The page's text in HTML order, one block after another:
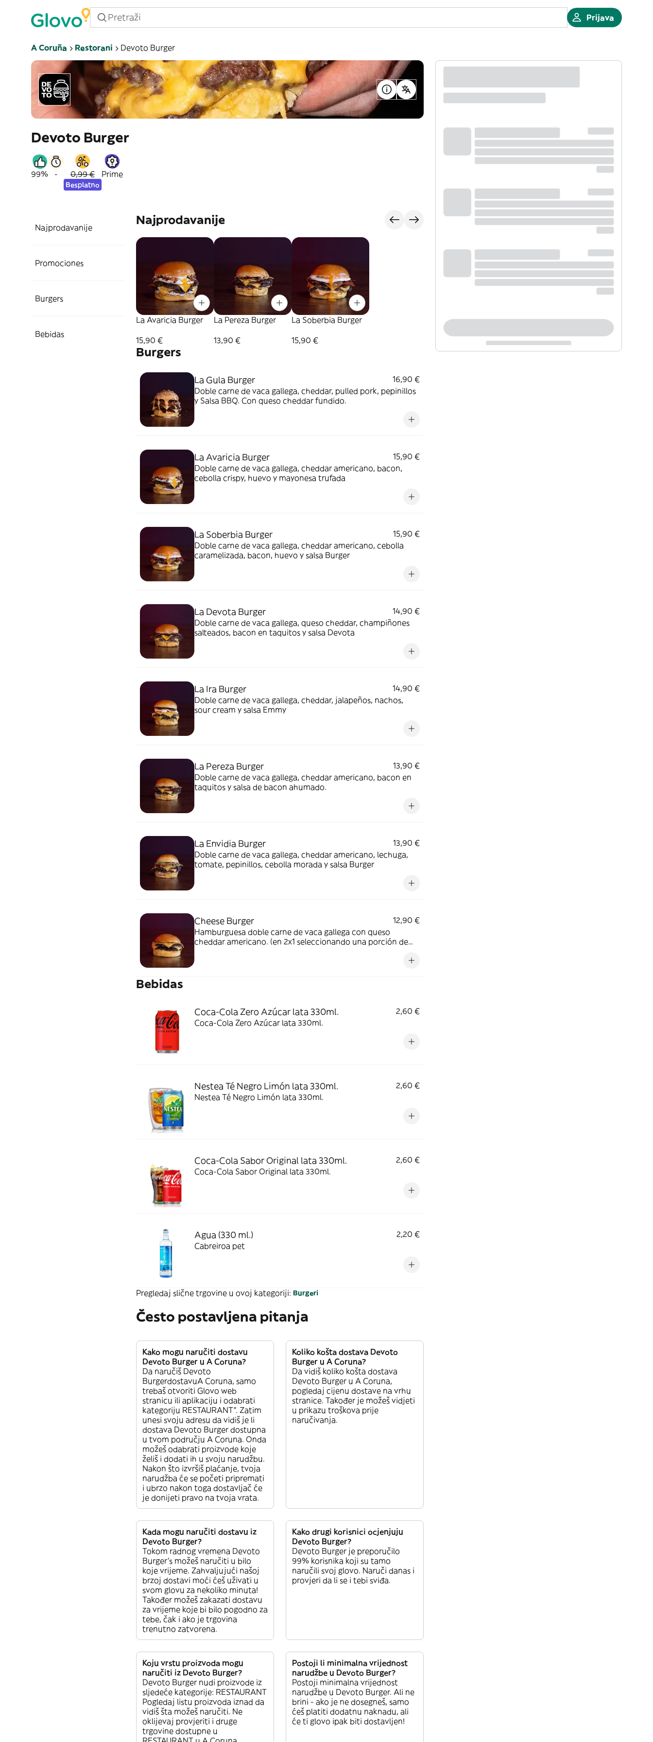
Prijava
A Coruña Restorani Devoto Burger
Devoto Burger
99% - 0,99 €
Besplatno
Prime
Najprodavanije
Promociones
Burgers
Bebidas
Najprodavanije
La Avaricia Burger
15,90 €
La Pereza Burger
13,90 €
La Soberbia Burger
15,90 €
Burgers
La Gula Burger
16,90 €
Doble carne de vaca gallega, cheddar, pulled pork, pepinillos
y Salsa BBQ. Con queso cheddar fundido.
La Avaricia Burger
15,90 €
Doble carne de vaca gallega, cheddar americano, bacon,
cebolla crispy, huevo y mayonesa trufada
La Soberbia Burger
15,90 €
Doble carne de vaca gallega, cheddar americano, cebolla
caramelizada, bacon, huevo y salsa Burger
La Devota Burger
14,90 €
Doble carne de vaca gallega, queso cheddar, champiñones
salteados, bacon en taquitos y salsa Devota
La Ira Burger
14,90 €
Doble carne de vaca gallega, cheddar, jalapeños, nachos,
sour cream y salsa Emmy
La Pereza Burger
13,90 €
Doble carne de vaca gallega, cheddar americano, bacon en
taquitos y salsa de bacon ahumado.
La Envidia Burger
13,90 €
Doble carne de vaca gallega, cheddar americano, lechuga,
tomate, pepinillos, cebolla morada y salsa Burger
Cheese Burger
12,90 €
Hamburguesa doble carne de vaca gallega con queso
cheddar americano. (en 2x1 seleccionando una porción de
Bebidas
Coca-Cola Zero Azúcar lata 330ml.
2,60 €
Coca-Cola Zero Azúcar lata 330ml.
Nestea Té Negro Limón lata 330ml.
2,60 €
Nestea Té Negro Limón lata 330ml.
Coca-Cola Sabor Original lata 330ml.
2,60 €
Coca-Cola Sabor Original lata 330ml.
Agua (330 ml.)
2,20 €
Cabreiroa pet
Pregledaj slične trgovine u ovoj kategoriji: Burgeri
Često postavljena pitanja
Kako mogu naručiti dostavu
Devoto Burger u A Coruna?
Da naručiš Devoto
BurgerdostavuA Coruna, samo
trebaš otvoriti Glovo web
stranicu ili aplikaciju i odabrati
kategoriju RESTAURANT”. Zatim
unesi svoju adresu da vidiš je li
dostava Devoto Burger dostupna
u tvom području A Coruna. Onda
možeš odabrati proizvode koje
želiš i dodati ih u svoju narudžbu.
Nakon što izvršiš plaćanje, tvoja
narudžba će se početi pripremati
i ubrzo nakon toga dostavljač će
je donijeti pravo na tvoja vrata.
Koliko košta dostava Devoto
Burger u A Coruna?
Da vidiš koliko košta dostava
Devoto Burger u A Coruna,
pogledaj cijenu dostave na vrhu
stranice. Također je možeš vidjeti
u prikazu troškova prije
naručivanja.
Kada mogu naručiti dostavu iz
Devoto Burger?
Tokom radnog vremena Devoto
Burger’s možeš naručiti u bilo
koje vrijeme. Zahvaljujući našoj
brzoj dostavi moći ćeš uživati u
svom glovu za nekoliko minuta!
Također možeš zakazati dostavu
za vrijeme koje bi bilo pogodno za
tebe, čak i ako je trgovina
trenutno zatvorena.
Kako drugi korisnici ocjenjuju
Devoto Burger?
Devoto Burger je preporučilo
99% korisnika koji su tamo
naručili svoj glovo. Naruči danas i
provjeri da li se i tebi sviđa.
Koju vrstu proizvoda mogu
naručiti iz Devoto Burger?
Devoto Burger nudi proizvode iz
sljedeće kategorije: RESTAURANT
Pogledaj listu proizvoda iznad da
vidiš šta možeš naručiti. Ne
oklijevaj provjeriti i druge
trgovine dostupne u
Postoji li minimalna vrijednost
narudžbe u Devoto Burger?
Postoji minimalna vrijednost
narudžbe u Devoto Burger. Ali ne
brini - ako je ne dosegneš, samo
ćeš platiti dodatnu naknadu, ali
će ti glovo ipak biti dostavljen!